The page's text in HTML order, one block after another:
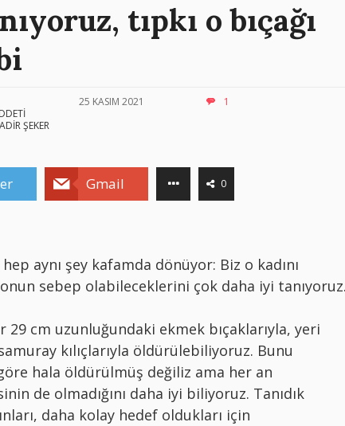
tıpkı o bıçağı
ŞEKER
25 KASIM 2021 1
Gmail 0
aynı şey kafamda dönüyor: Biz o kadını
onun sebep olabileceklerini çok daha iyi
cm uzunluğundaki ekmek bıçaklarıyla, yeri
kılıçlarıyla öldürülebiliyoruz. Bunu
hala öldürülmüş değiliz ama her an
de olmadığını daha iyi biliyoruz. Tanıdık
daha kolay hedef oldukları için